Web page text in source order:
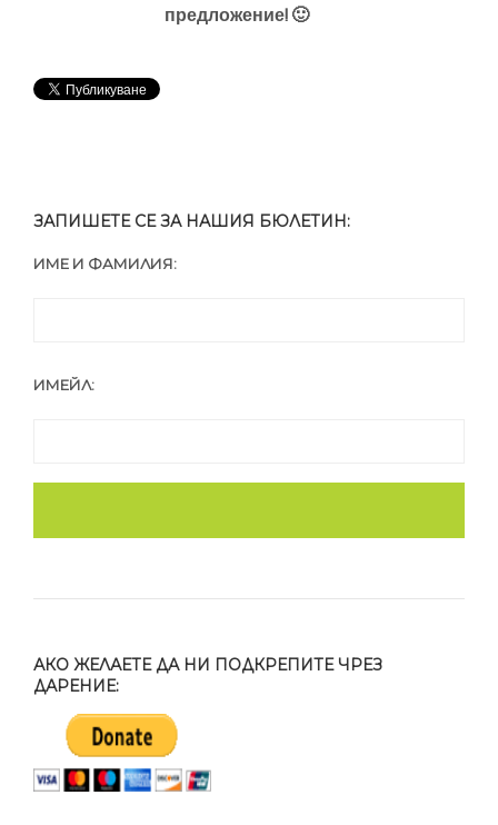
предложение! 🙂
ЗАПИШЕТЕ СЕ ЗА НАШИЯ БЮЛЕТИН:
ИМЕ И ФАМИЛИЯ:
ИМЕЙЛ:
АКО ЖЕЛАЕТЕ ДА НИ ПОДКРЕПИТЕ ЧРЕЗ
ДАРЕНИЕ: